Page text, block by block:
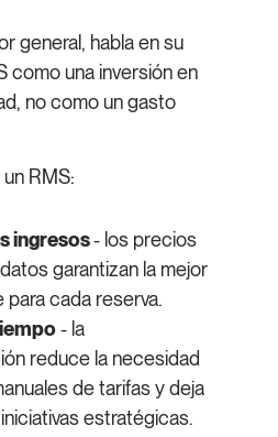
general, habla en su
como una inversión en
no como un gasto
RMS:
ingresos- los precios
garantizan la mejor
para cada reserva.
- la
reduce la necesidad
de tarifas y deja
estratégicas.